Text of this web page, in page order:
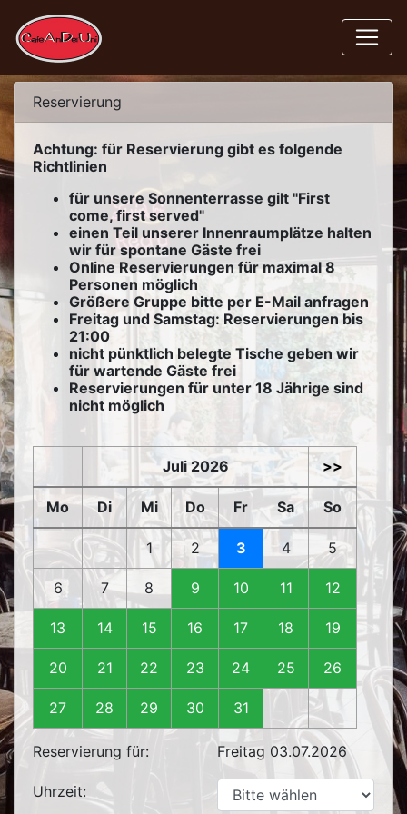
Reservierung
Achtung: für Reservierung gibt es folgende
Richtlinien
für unsere Sonnenterrasse gilt "First
come, first served"
einen Teil unserer Innenraumplätze halten
wir für spontane Gäste frei
Online Reservierungen für maximal 8
Personen möglich
Größere Gruppe bitte per E-Mail anfragen
Freitag und Samstag: Reservierungen bis
21:00
nicht pünktlich belegte Tische geben wir
für wartende Gäste frei
Reservierungen für unter 18 Jährige sind
nicht möglich
Juli 2026 >>
Mo Di Mi Do Fr Sa So
1 2 3 4 5
6 7 8 9 10 11 12
13 14 15 16 17 18 19
20 21 22 23 24 25 26
27 28 29 30 31
Reservierung für: Freitag 03.07.2026
Uhrzeit: